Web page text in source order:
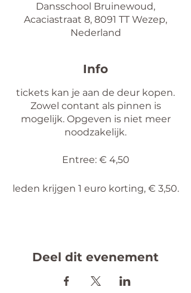
Dansschool Bruinewoud,
Acaciastraat 8, 8091 TT Wezep,
Nederland
Info
tickets kan je aan de deur kopen.
Zowel contant als pinnen is
mogelijk. Opgeven is niet meer
noodzakelijk.
Entree: € 4,50
leden krijgen 1 euro korting, € 3,50.
Deel dit evenement